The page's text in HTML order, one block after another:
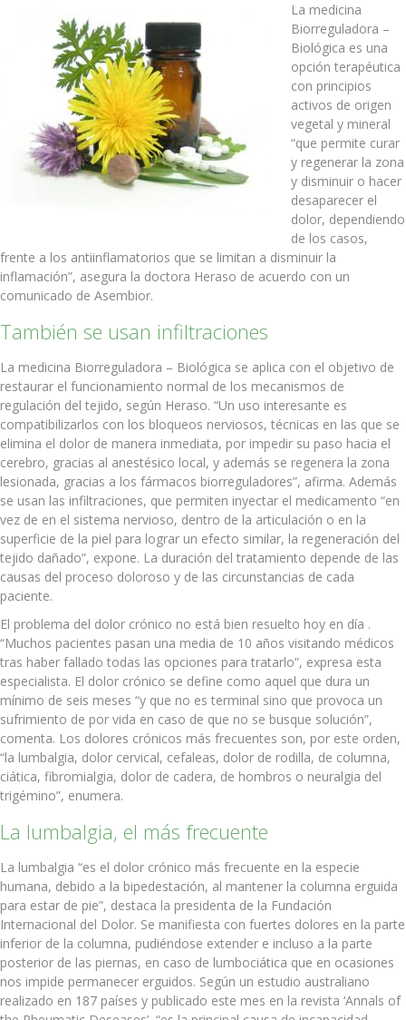
La medicina
Biorreguladora –
Biológica es una
opción terapéutica
con principios
activos de origen
vegetal y mineral
“que permite curar
y regenerar la zona
y disminuir o hacer
desaparecer el
dolor, dependiendo
de los casos,
frente a los antiinflamatorios que se limitan a disminuir la
inflamación”, asegura la doctora Heraso de acuerdo con un
comunicado de Asembior.
También se usan infiltraciones
La medicina Biorreguladora – Biológica se aplica con el objetivo de
restaurar el funcionamiento normal de los mecanismos de
regulación del tejido, según Heraso. “Un uso interesante es
compatibilizarlos con los bloqueos nerviosos, técnicas en las que se
elimina el dolor de manera inmediata, por impedir su paso hacia el
cerebro, gracias al anestésico local, y además se regenera la zona
lesionada, gracias a los fármacos biorreguladores”, afirma. Además
se usan las infiltraciones, que permiten inyectar el medicamento “en
vez de en el sistema nervioso, dentro de la articulación o en la
superficie de la piel para lograr un efecto similar, la regeneración del
tejido dañado”, expone. La duración del tratamiento depende de las
causas del proceso doloroso y de las circunstancias de cada
paciente.
El problema del dolor crónico no está bien resuelto hoy en día .
“Muchos pacientes pasan una media de 10 años visitando médicos
tras haber fallado todas las opciones para tratarlo”, expresa esta
especialista. El dolor crónico se define como aquel que dura un
mínimo de seis meses “y que no es terminal sino que provoca un
sufrimiento de por vida en caso de que no se busque solución”,
comenta. Los dolores crónicos más frecuentes son, por este orden,
“la lumbalgia, dolor cervical, cefaleas, dolor de rodilla, de columna,
ciática, fibromialgia, dolor de cadera, de hombros o neuralgia del
trigémino”, enumera.
La lumbalgia, el más frecuente
La lumbalgia “es el dolor crónico más frecuente en la especie
humana, debido a la bipedestación, al mantener la columna erguida
para estar de pie”, destaca la presidenta de la Fundación
Internacional del Dolor. Se manifiesta con fuertes dolores en la parte
inferior de la columna, pudiéndose extender e incluso a la parte
posterior de las piernas, en caso de lumbociática que en ocasiones
nos impide permanecer erguidos. Según un estudio australiano
realizado en 187 países y publicado este mes en la revista ‘Annals of